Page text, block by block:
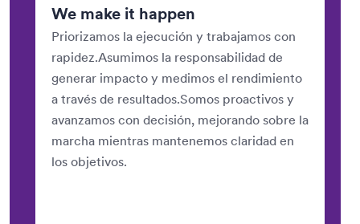
We make it happen
Priorizamos la ejecución y trabajamos con
rapidez.Asumimos la responsabilidad de
generar impacto y medimos el rendimiento
a través de resultados.Somos proactivos y
avanzamos con decisión, mejorando sobre la
marcha mientras mantenemos claridad en
los objetivos.